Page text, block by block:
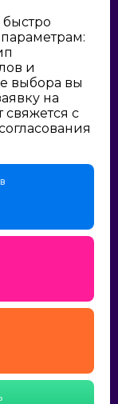
и
выбора вы
на
с